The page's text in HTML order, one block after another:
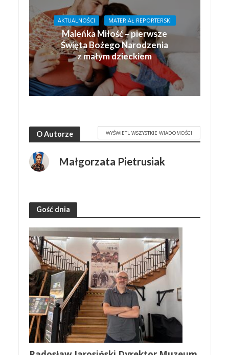
AKTUALNOŚCI MATERIAŁ REPORTERSKI
Maleńka Miłość – pierwsze
Święta Bożego Narodzenia
z małym dzieckiem
O Autorze WYŚWIETL WSZYSTKIE WIADOMOŚCI
Małgorzata Pietrusiak
Gość dnia